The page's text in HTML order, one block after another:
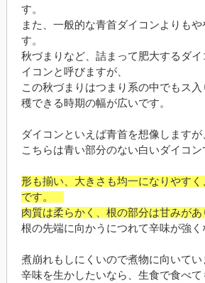
す。
また、一般的な青首ダイコンよりも
す。
秋づまりなど、詰まって肥大するダ
イコンと呼びますが、
この秋づまりはつまり系の中でもス
穫できる時期の幅が広いです。
ダイコンといえば青首を想像しますが
こちらは青い部分のない白いダイコン
形も揃い、大きさも均一になりやす
です。
肉質は柔らかく、根の部分は甘みがあ
根の先端に向かうにつれて辛味が強く
煮崩れもしにくいので煮物に向いてい
辛味を生かしたいなら、生食で食べて